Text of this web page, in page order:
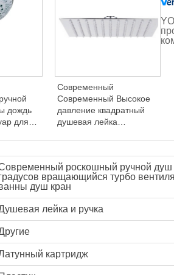
дождь
для
душ
Современный
Современный Высокое
давление квадратный
душевая лейка
смесители
полированный потолок
ванная комната дождь
душ мягкий спрей
роскошный ручной душ
вращающийся турбо
душ кран
лейка и ручка
картридж